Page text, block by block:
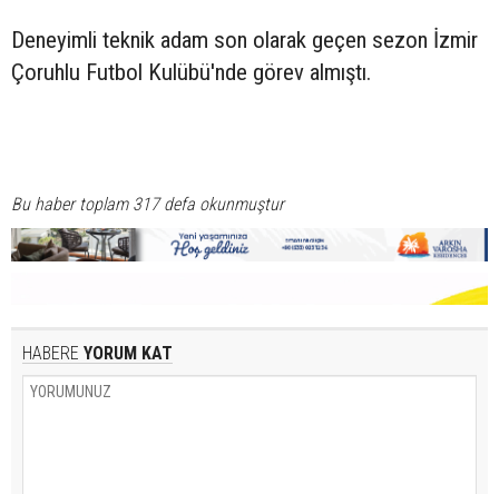
Deneyimli teknik adam son olarak geçen sezon İzmir
Çoruhlu Futbol Kulübü'nde görev almıştı.
Bu haber toplam 317 defa okunmuştur
HABERE YORUM KAT